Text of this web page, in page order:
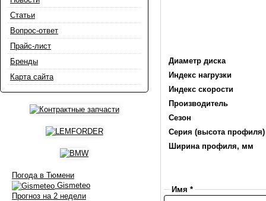
Статьи
Вопрос-ответ
Прайс-лист
Бренды
Карта сайта
Погода в Тюмени
Gismeteo
Прогноз на 2 недели
Диаметр диска
Индекс нагрузки
Индекс скорости
Производитель
Сезон
Серия (высота профиля)
Ширина профиля, мм
Имя *